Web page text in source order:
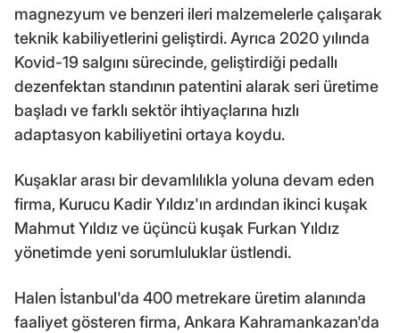
magnezyum ve benzeri ileri malzemelerle çalışarak
teknik kabiliyetlerini geliştirdi. Ayrıca 2020 yılında
Kovid-19 salgını sürecinde, geliştirdiği pedallı
dezenfektan standının patentini alarak seri üretime
başladı ve farklı sektör ihtiyaçlarına hızlı
adaptasyon kabiliyetini ortaya koydu.
Kuşaklar arası bir devamlılıkla yoluna devam eden
firma, Kurucu Kadir Yıldız'ın ardından ikinci kuşak
Mahmut Yıldız ve üçüncü kuşak Furkan Yıldız
yönetimde yeni sorumluluklar üstlendi.
Halen İstanbul'da 400 metrekare üretim alanında
faaliyet gösteren firma, Ankara Kahramankazan'da